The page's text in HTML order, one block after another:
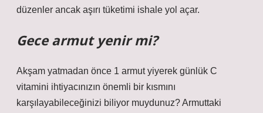
düzenler ancak aşırı tüketimi ishale yol açar.
Gece armut yenir mi?
Akşam yatmadan önce 1 armut yiyerek günlük C
vitamini ihtiyacınızın önemli bir kısmını
karşılayabileceğinizi biliyor muydunuz? Armuttaki